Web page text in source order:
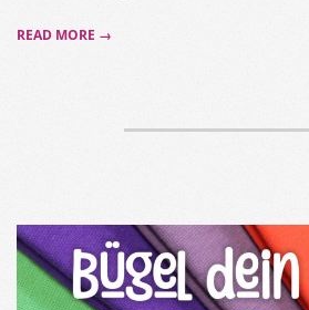
READ MORE →